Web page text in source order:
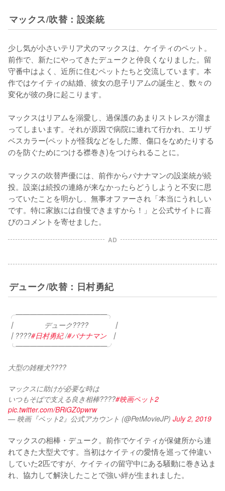
マックス/吹替：設楽統
少し気が小さいテリア犬のマックスは、ケイティのペット。
前作で、新たにやってきたデュークと仲良くなりました。留
守番中はよく、近所に住むペットたちと交流しています。本
作ではケイティの結婚、彼女の息子リアムの誕生と、数々の
変化が彼の身に起こります。
マックスはリアムを溺愛し、過保護のあまりストレスが溜ま
ってしまいます。それが原因で病院に連れて行かれ、エリザ
ベスカラー(ペットが怪我などをした際、傷口をなめたりする
のを防ぐためにつける襟巻き)をつけられることに。
マックスの吹替声優には、前作からバナナマンの設楽統が続
投。設楽は続投の連絡が来なかったらどうしようと不安に思
っていたことを明かし、無事オファーされ「本当にうれしい
です。特に家族には自慢できますから！」と公式サイトに喜
びのコメントを寄せました。
AD
デューク/吹替：日村勇紀
╭━━━━━━━━━━━━━╮
┃ 　　　   デューク????  　　   ┃
┃????#日村勇紀 /#バナナマン
  ┃
╰━━━━━━━━━━━━━╯
大型の雑種犬????
マックスに助けが必要な時は
いつもそばで支える良き相棒????#映画ペット2
pic.twitter.com/BRiGZ0pwrw
— 映画『ペット2』公式アカウント (@PetMovieJP) July 2, 2019
マックスの相棒・デューク。前作でケイティが保健所から連
れてきた大型犬です。当初はケイティの愛情を巡って仲違い
していた2匹ですが、ケイティの留守中にある騒動に巻き込ま
れ、協力して解決したことで強い絆が生まれました。